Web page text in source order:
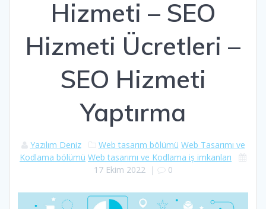
Hizmeti – SEO
Hizmeti Ücretleri –
SEO Hizmeti
Yaptırma
Yazılım Deniz Web tasarım bölümü Web Tasarımı ve
Kodlama bölümü Web tasarımı ve Kodlama iş imkanları
17 Ekim 2022| 0